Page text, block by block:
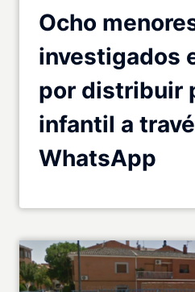
Ocho
investigados
por distribuir
infantil a
WhatsApp